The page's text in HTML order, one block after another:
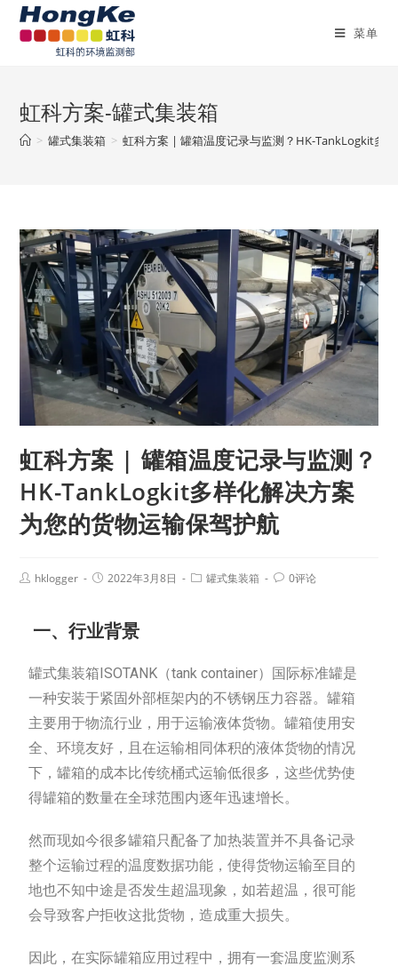
菜单
虹科方案-罐式集装箱
> 罐式集装箱 > 虹科方案 | 罐箱温度记录与监测？HK-TankLogkit多
虹科方案 | 罐箱温度记录与监测？
HK-TankLogkit多样化解决方案
为您的货物运输保驾护航
hklogger 2022年3月8日 罐式集装箱 0评论
一、行业背景
罐式集装箱ISOTANK（tank container）国际标准罐是
一种安装于紧固外部框架内的不锈钢压力容器。罐箱
主要用于物流行业，用于运输液体货物。罐箱使用安
全、环境友好，且在运输相同体积的液体货物的情况
下，罐箱的成本比传统桶式运输低很多，这些优势使
得罐箱的数量在全球范围内逐年迅速增长。
然而现如今很多罐箱只配备了加热装置并不具备记录
整个运输过程的温度数据功能，使得货物运输至目的
地也不知中途是否发生超温现象，如若超温，很可能
会导致客户拒收这批货物，造成重大损失。
因此，在实际罐箱应用过程中，拥有一套温度监测系